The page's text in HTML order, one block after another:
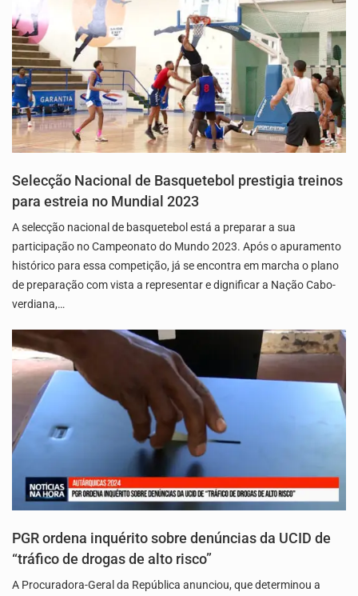
Selecção Nacional de Basquetebol prestigia treinos
para estreia no Mundial 2023
A selecção nacional de basquetebol está a preparar a sua
participação no Campeonato do Mundo 2023. Após o apuramento
histórico para essa competição, já se encontra em marcha o plano
de preparação com vista a representar e dignificar a Nação Cabo-
verdiana,…
PGR ordena inquérito sobre denúncias da UCID de
“tráfico de drogas de alto risco”
A Procuradora-Geral da República anunciou, que determinou a